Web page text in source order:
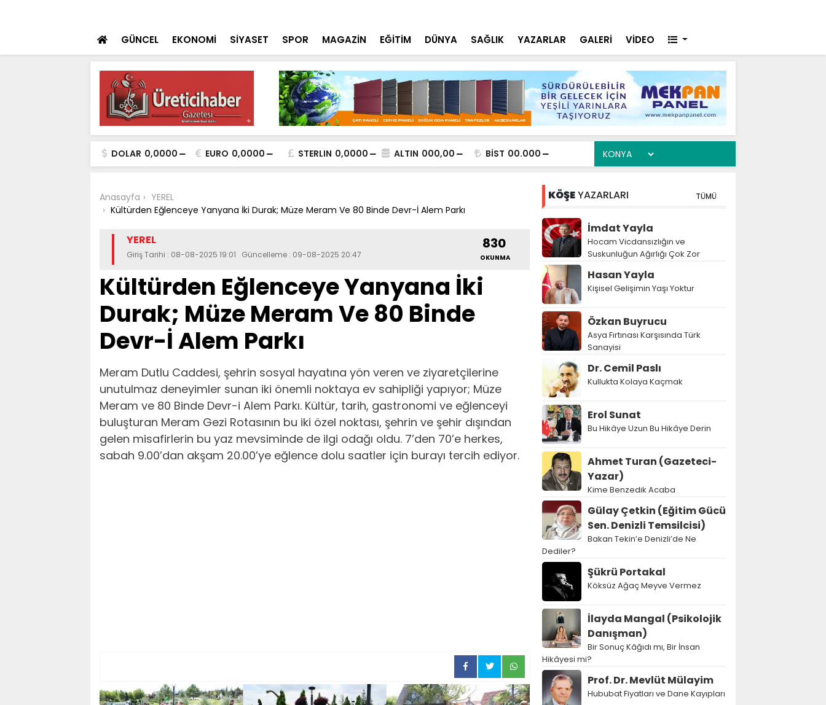
GÜNCEL EKONOMİ SİYASET SPOR MAGAZİN EĞİTİM DÜNYA SAĞLIK YAZARLAR GALERİ VİDEO
DOLAR 0,0000 EURO 0,0000 STERLIN 0,0000 ALTIN 000,00 BİST 00.000
Anasayfa
YEREL
Kültürden Eğlenceye Yanyana İki Durak; Müze Meram Ve 80 Binde Devr-İ Alem Parkı
YEREL
Giriş Tarihi : 08-08-2025 19:01 Güncelleme : 09-08-2025 20:47
830
OKUNMA
Kültürden Eğlenceye Yanyana İki
Durak; Müze Meram Ve 80 Binde
Devr-İ Alem Parkı
Meram Dutlu Caddesi, şehrin sosyal hayatına yön veren ve ziyaretçilerine
unutulmaz deneyimler sunan iki önemli noktaya ev sahipliği yapıyor; Müze
Meram ve 80 Binde Devr-i Alem Parkı. Kültür, tarih, gastronomi ve eğlenceyi
buluşturan Meram Gezi Rotasının bu iki özel noktası, şehrin ve şehir dışından
gelen misafirlerin bu yaz mevsiminde de ilgi odağı oldu. 7’den 70’e herkes,
sabah 9.00’dan akşam 20.00’ye eğlence dolu saatler için burayı tercih ediyor.
KÖŞEYAZARLARI TÜMÜ
İmdat Yayla
Hocam Vicdansızlığın ve
Suskunluğun Ağırlığı Çok Zor
Hasan Yayla
Kişisel Gelişimin Yaşı Yoktur
Özkan Buyrucu
Asya Fırtınası Karşısında Türk
Sanayisi
Dr. Cemil Paslı
Kullukta Kolaya Kaçmak
Erol Sunat
Bu Hikâye Uzun Bu Hikâye Derin
Ahmet Turan (Gazeteci-
Yazar)
Kime Benzedik Acaba
Gülay Çetkin (Eğitim Gücü
Sen. Denizli Temsilcisi)
Bakan Tekin’e Denizli’de Ne
Dediler?
Şükrü Portakal
Köksüz Ağaç Meyve Vermez
İlayda Mangal (Psikolojik
Danışman)
Bir Sonuç Kâğıdı mı, Bir İnsan
Hikâyesi mi?
Prof. Dr. Mevlüt Mülayim
Hububat Fiyatları ve Dane Kayıpları